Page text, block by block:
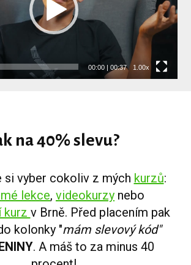
00:00| 00:37 1.00x
na 40% slevu?
si vyber cokoliv z mých kurzů:
lekce, videokurzy nebo
kurz v Brně. Před placením pak
kolonky "mám slevový kód"
. A máš to za minus 40